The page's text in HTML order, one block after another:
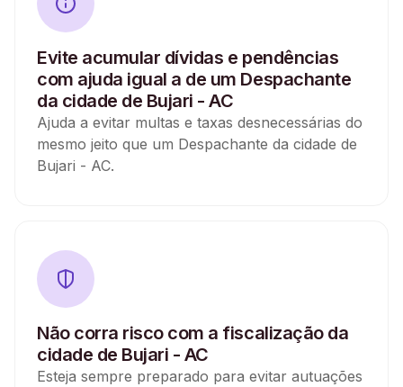
Evite acumular dívidas e pendências
com ajuda igual a de um Despachante
da cidade de Bujari - AC
Ajuda a evitar multas e taxas desnecessárias do
mesmo jeito que um Despachante da cidade de
Bujari - AC.
Não corra risco com a fiscalização da
cidade de Bujari - AC
Esteja sempre preparado para evitar autuações